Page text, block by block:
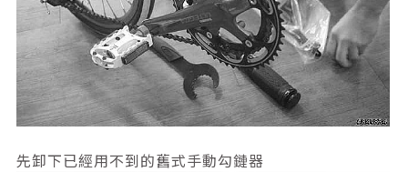
先卸下已經用不到的舊式手動勾鏈器